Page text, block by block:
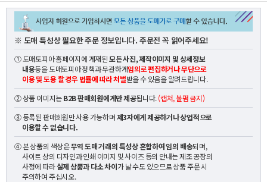
※ 도매 특성상 필요한 주문 정보입니다. 주문전 꼭 읽어주세요!
① 도매토피아 홈페이지에 게재된모든 사진, 제작이미지 및 상세정보
내용등을 도매토피아 정책과 무관하게임의로 편집하거나 무단으로
이용 및 도용 할 경우 법률에 따라 처벌받을 수 있음을 알려드립니다.
② 상품 이미지는B2B 판매회원에게만 제공됩니다.(캡쳐, 불펌 금지)
③ 등록된 판매회원만 사용 가능하며제3자에게 제공하거나 상업적으로
이용할 수 없습니다.
④ 본 상품의 색상은무역 도매 거래의 특성상 혼합하여 임의 배송되며,
사이트 상의 디자인과 인쇄 이미지 및 사이즈 등의 안내는 제조 공장의
사정에 따라실제 상품과 다소 차이가 날 수도 있으므로 상품 주문 시
주의하여 주십시오.